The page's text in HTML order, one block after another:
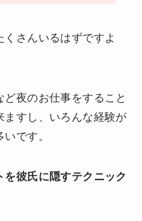
さんいるはずですよ
夜のお仕事をすること
ますし、いろんな経験が
です。
彼氏に隠すテクニック